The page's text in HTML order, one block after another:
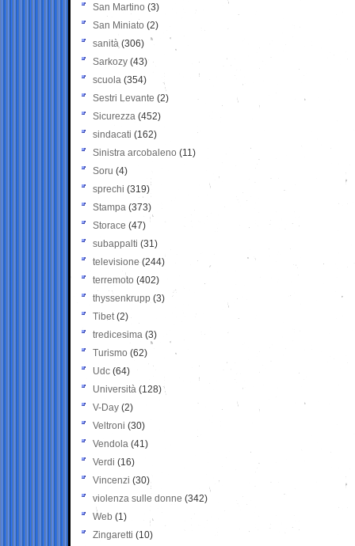
San Martino (3)
San Miniato (2)
sanità (306)
Sarkozy (43)
scuola (354)
Sestri Levante (2)
Sicurezza (452)
sindacati (162)
Sinistra arcobaleno (11)
Soru (4)
sprechi (319)
Stampa (373)
Storace (47)
subappalti (31)
televisione(244)
terremoto (402)
thyssenkrupp (3)
Tibet(2)
tredicesima (3)
Turismo (62)
Udc (64)
Università (128)
V-Day (2)
Veltroni (30)
Vendola (41)
Verdi (16)
Vincenzi (30)
violenza sulle donne (342)
Web (1)
Zingaretti (10)